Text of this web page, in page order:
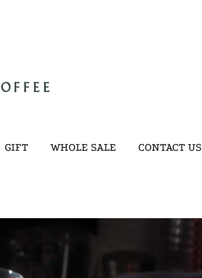
GIFT WHOLE SALE CONTACT US